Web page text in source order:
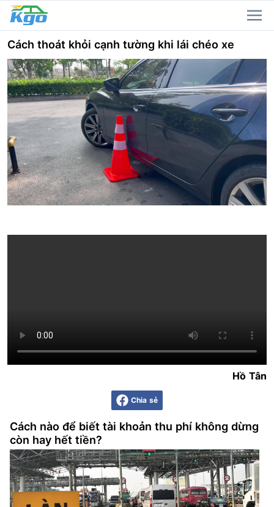
Cách thoát khỏi cạnh tường khi lái chéo xe
Hồ Tân
Chia sẻ
Cách nào để biết tài khoản thu phí không dừng
còn hay hết tiền?